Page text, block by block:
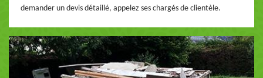
demander un devis détaillé, appelez ses chargés de clientèle.